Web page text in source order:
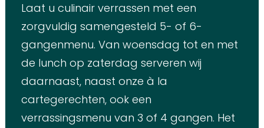
Laat u culinair verrassen met een
zorgvuldig samengesteld 5- of 6-
gangenmenu. Van woensdag tot en met
de lunch op zaterdag serveren wij
daarnaast, naast onze à la
cartegerechten, ook een
verrassingsmenu van 3 of 4 gangen. Het